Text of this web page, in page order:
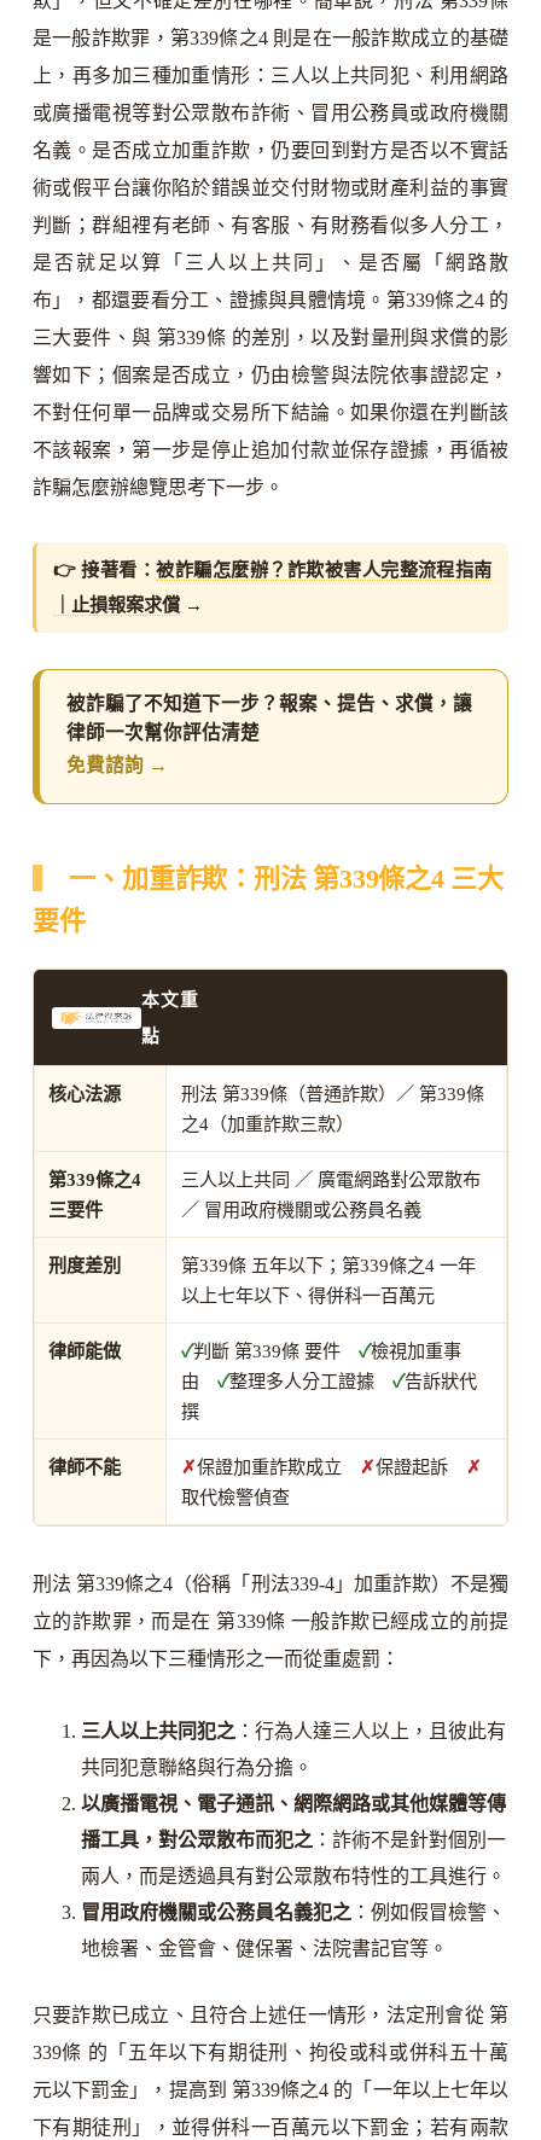
是一般詐欺罪，第339條之4 則是在一般詐欺成立的基礎
上，再多加三種加重情形：三人以上共同犯、利用網路
或廣播電視等對公眾散布詐術、冒用公務員或政府機關
名義。是否成立加重詐欺，仍要回到對方是否以不實話
術或假平台讓你陷於錯誤並交付財物或財產利益的事實
判斷；群組裡有老師、有客服、有財務看似多人分工，
是否就足以算「三人以上共同」、是否屬「網路散
布」，都還要看分工、證據與具體情境。第339條之4 的
三大要件、與 第339條 的差別，以及對量刑與求償的影
響如下；個案是否成立，仍由檢警與法院依事證認定，
不對任何單一品牌或交易所下結論。如果你還在判斷該
不該報案，第一步是停止追加付款並保存證據，再循被
詐騙怎麼辦總覽思考下一步。
👉 接著看：被詐騙怎麼辦？詐欺被害人完整流程指南
｜止損報案求償→
被詐騙了不知道下一步？報案、提告、求償，讓
律師一次幫你評估清楚
免費諮詢 →
一、加重詐欺：刑法 第339條之4 三大
要件
本文重
點
核心法源
刑法 第339條（普通詐欺）／ 第339條
之4（加重詐欺三款）
第339條之4
三要件
三人以上共同 ／ 廣電網路對公眾散布
／ 冒用政府機關或公務員名義
刑度差別
第339條 五年以下；第339條之4 一年
以上七年以下、得併科一百萬元
律師能做 ✓判斷 第339條 要件✓檢視加重事
由✓整理多人分工證據✓告訴狀代
撰
律師不能 ✗保證加重詐欺成立 ✗保證起訴 ✗
取代檢警偵查
刑法 第339條之4（俗稱「刑法339-4」加重詐欺）不是獨
立的詐欺罪，而是在 第339條 一般詐欺已經成立的前提
下，再因為以下三種情形之一而從重處罰：
三人以上共同犯之 ：行為人達三人以上，且彼此有
共同犯意聯絡與行為分擔。
以廣播電視、電子通訊、網際網路或其他媒體等傳
播工具，對公眾散布而犯之 ：詐術不是針對個別一
兩人，而是透過具有對公眾散布特性的工具進行。
冒用政府機關或公務員名義犯之 ：例如假冒檢警、
地檢署、金管會、健保署、法院書記官等。
只要詐欺已成立、且符合上述任一情形，法定刑會從 第
339條 的「五年以下有期徒刑、拘役或科或併科五十萬
元以下罰金」，提高到 第339條之4 的「一年以上七年以
下有期徒刑」，並得併科一百萬元以下罰金；若有兩款